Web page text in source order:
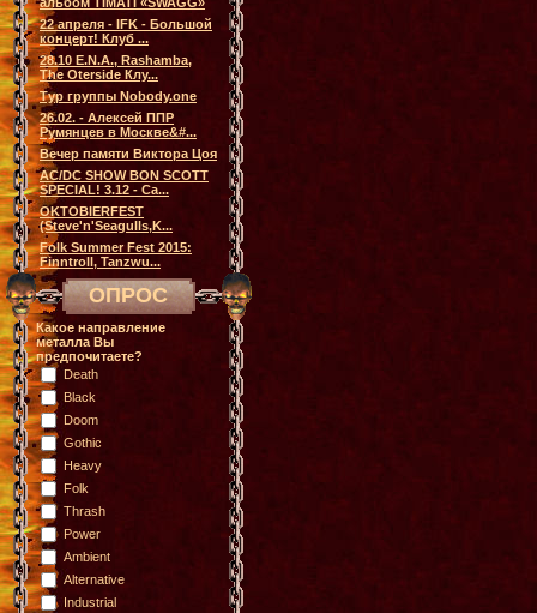
22 апреля - IFK - Большой
концерт! Клуб ...
28.10 E.N.A., Rashamba,
The Oterside Клу...
Тур группы Nobody.one
26.02. - Алексей ППР
Румянцев в Москве&#...
Вечер памяти Виктора Цоя
AC/DC SHOW BON SCOTT
SPECIAL! 3.12 - Са...
OKTOBIERFEST
(Steve'n'Seagulls,K...
Folk Summer Fest 2015:
Finntroll, Tanzwu...
ОПРОС
Какое направление
металла Вы
предпочитаете?
Death
Black
Doom
Gothic
Heavy
Folk
Thrash
Power
Ambient
Alternative
Industrial